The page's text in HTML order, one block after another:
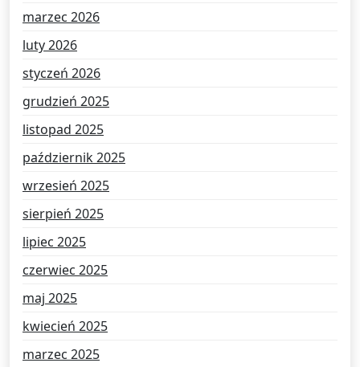
marzec 2026
luty 2026
styczeń 2026
grudzień 2025
listopad 2025
październik 2025
wrzesień 2025
sierpień 2025
lipiec 2025
czerwiec 2025
maj 2025
kwiecień 2025
marzec 2025